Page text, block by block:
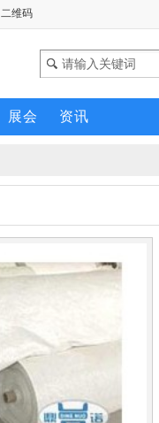
二维码
展会 资讯